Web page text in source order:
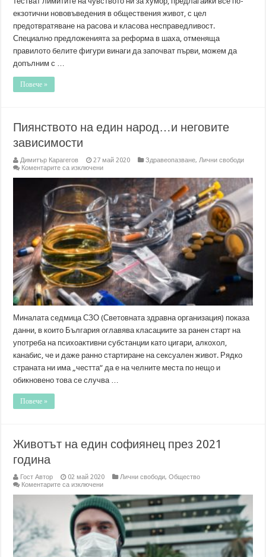
екзотични нововъведения в обществения живот, с цел
предотвратяване на расова и класова несправедливост.
Специално предложенията за реформа в шаха, отменяща
правилото белите фигури винаги да започват първи, можем да
допълним с …
Повече »
Пиянството на един народ…и неговите
зависимости
Димитър Карагегов 27 май 2020 Здравеопазване,Лични свободи
Коментарите са изключениза
един
народ…
и
неговите
зависимости
Миналата седмица СЗО (Световната здравна организация) показа
данни, в които България оглавява класациите за ранен старт на
употреба на психоактивни субстанции като цигари, алкохол,
канабис, че и даже ранно стартиране на сексуален живот. Рядко
страната ни има „честта“ да е на челните места по нещо и
обикновено това се случва …
Повече »
Животът на един софиянец през 2021
година
Гост Автор 02 май 2020 Лични свободи,Общество
Коментарите са изключениза
на
един
софиянец
през
2021
година